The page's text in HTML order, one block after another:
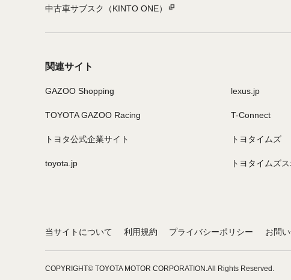
中古車サブスク（KINTO ONE）
関連サイト
GAZOO Shopping
TOYOTA GAZOO Racing
トヨタ公式企業サイト
toyota.jp
lexus.jp
T-Connect
トヨタイムズ
トヨタイムズ
当サイトについて 利用規約 プライバシーポリシー お問
COPYRIGHT© TOYOTA MOTOR CORPORATION.All Rights Reserved.